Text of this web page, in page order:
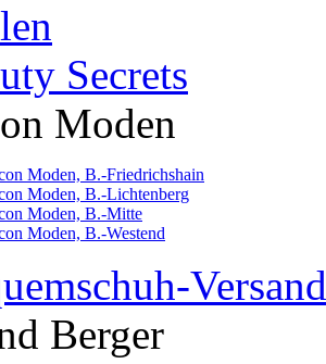
Secrets
Moden
Moden, B.-Friedrichshain
Moden, B.-Lichtenberg
Moden, B.-Mitte
Moden, B.-Westend
Versand
Berger